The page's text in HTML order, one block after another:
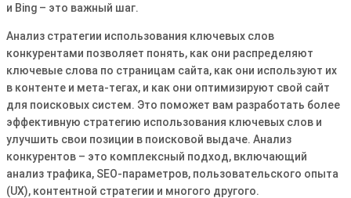
и Bing – это важный шаг.
Анализ стратегии использования ключевых слов
конкурентами позволяет понять, как они распределяют
ключевые слова по страницам сайта, как они используют их
в контенте и мета-тегах, и как они оптимизируют свой сайт
для поисковых систем. Это поможет вам разработать более
эффективную стратегию использования ключевых слов и
улучшить свои позиции в поисковой выдаче. Анализ
конкурентов – это комплексный подход, включающий
анализ трафика, SEO-параметров, пользовательского опыта
(UX), контентной стратегии и многого другого.